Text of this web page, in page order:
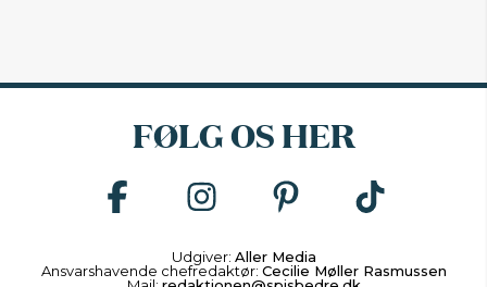
FØLG OS HER
Udgiver: Aller Media
Ansvarshavende chefredaktør: Cecilie Møller Rasmussen